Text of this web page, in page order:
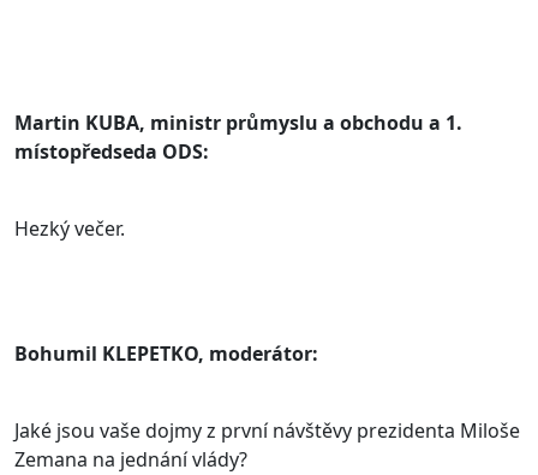
Martin KUBA, ministr průmyslu a obchodu a 1.
místopředseda ODS:
Hezký večer.
Bohumil KLEPETKO, moderátor:
Jaké jsou vaše dojmy z první návštěvy prezidenta Miloše
Zemana na jednání vlády?